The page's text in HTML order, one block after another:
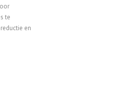
te
en